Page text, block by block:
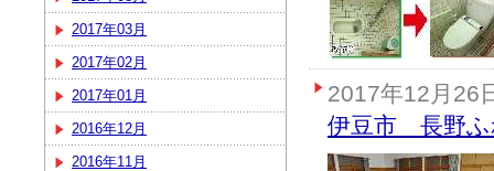
2017年03月
2017年02月
2017年01月
2016年12月
2016年11月
2017年12月26
伊豆市 長野ふ